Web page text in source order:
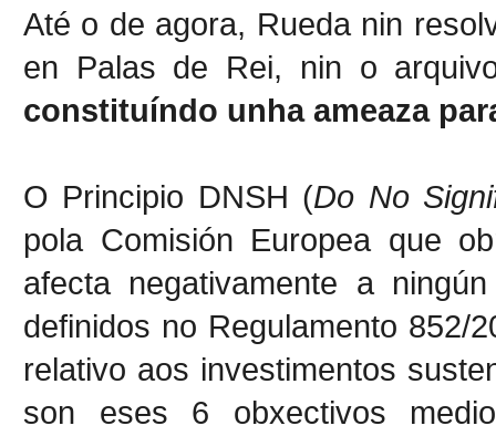
Até o de agora, Rueda nin
en Palas de Rei, nin o
constituíndo unha ameaza
O Principio DNSH (Do No
pola Comisión Europea que
afecta negativamente a
definidos no Regulamento 852/
relativo aos investimentos
son eses 6 obxectivos